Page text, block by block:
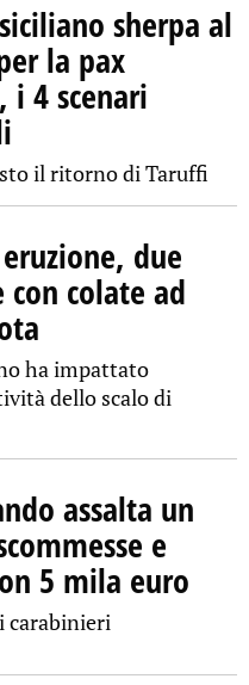
sherpa al
la pax
i 4 scenari
il ritorno di Taruffi
due
colate ad
ha impattato
dello scalo di
assalta un
e
5 mila euro
carabinieri